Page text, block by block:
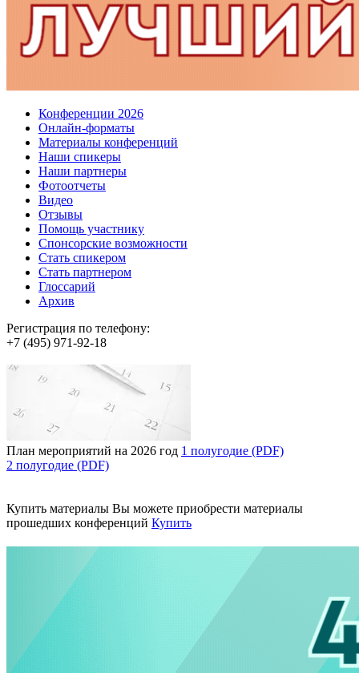
Конференции 2026
Онлайн-форматы
Материалы конференций
Наши спикеры
Наши партнеры
Фотоотчеты
Видео
Отзывы
Помощь участнику
Спонсорские возможности
Стать спикером
Стать партнером
Глоссарий
Архив
Регистрация по телефону:
+7 (495) 971-92-18
План мероприятий на 2026 год 1 полугодие (PDF)
2 полугодие (PDF)
Купить материалы Вы можете приобрести материалы
прошедших конференций Купить